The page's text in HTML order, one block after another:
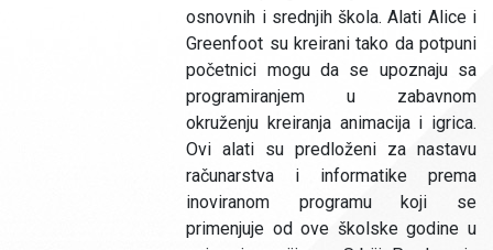
osnovnih i srednjih škola. Alati Alice i
Greenfoot su kreirani tako da potpuni
početnici mogu da se upoznaju sa
programiranjem u zabavnom
okruženju kreiranja animacija i igrica.
Ovi alati su predloženi za nastavu
računarstva i informatike prema
inoviranom programu koji se
primenjuje od ove školske godine u